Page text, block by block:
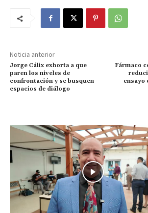
Noticia anterior
Jorge Cálix exhorta a que
paren los niveles de
confrontación y se busquen
espacios de diálogo
Fármaco
ensayo